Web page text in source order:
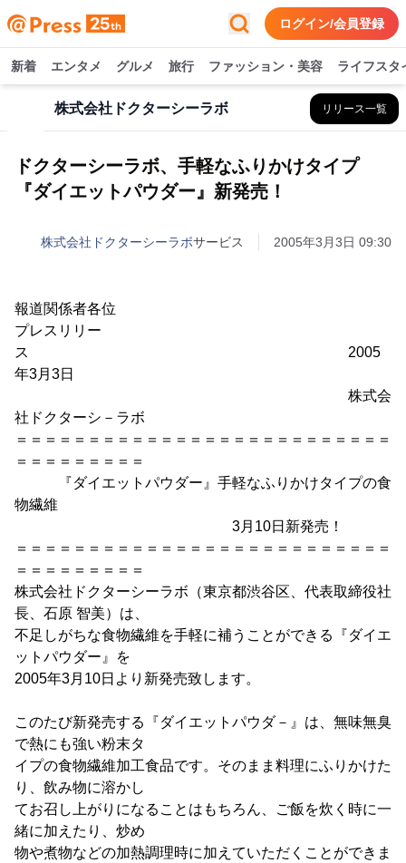
ログイン/会員登録
新着 エンタメ グルメ 旅行 ファッション・美容 ライフスタ
株式会社ドクターシーラボ リリース一覧
ドクターシーラボ、手軽なふりかけタイプ
『ダイエットパウダー』新発売！
株式会社ドクターシーラボサービス 2005年3月3日 09:30
報道関係者各位
プレスリリー
ス 2005
年3月3日
株式会
社ドクターシ－ラボ
＝＝＝＝＝＝＝＝＝＝＝＝＝＝＝＝＝＝＝＝＝＝＝＝＝＝
＝＝＝＝＝＝＝＝＝
『ダイエットパウダー』手軽なふりかけタイプの食
物繊維
3月10日新発売！
＝＝＝＝＝＝＝＝＝＝＝＝＝＝＝＝＝＝＝＝＝＝＝＝＝＝
＝＝＝＝＝＝＝＝＝
株式会社ドクターシーラボ（東京都渋谷区、代表取締役社
長、石原 智美）は、
不足しがちな食物繊維を手軽に補うことができる『ダイエ
ットパウダー』を
2005年3月10日より新発売致します。
このたび新発売する『ダイエットパウダ－』は、無味無臭
で熱にも強い粉末タ
イプの食物繊維加工食品です。そのまま料理にふりかけた
り、飲み物に溶かし
てお召し上がりになることはもちろん、ご飯を炊く時に一
緒に加えたり、炒め
物や煮物などの加熱調理時に加えていただくことができま